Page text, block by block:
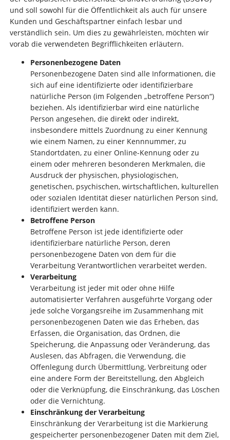
und soll sowohl für die Öffentlichkeit als auch für unsere
Kunden und Geschäftspartner einfach lesbar und
verständlich sein. Um dies zu gewährleisten, möchten wir
vorab die verwendeten Begrifflichkeiten erläutern.
Personenbezogene Daten
Personenbezogene Daten sind alle Informationen, die
sich auf eine identifizierte oder identifizierbare
natürliche Person (im Folgenden „betroffene Person“)
beziehen. Als identifizierbar wird eine natürliche
Person angesehen, die direkt oder indirekt,
insbesondere mittels Zuordnung zu einer Kennung
wie einem Namen, zu einer Kennnummer, zu
Standortdaten, zu einer Online-Kennung oder zu
einem oder mehreren besonderen Merkmalen, die
Ausdruck der physischen, physiologischen,
genetischen, psychischen, wirtschaftlichen, kulturellen
oder sozialen Identität dieser natürlichen Person sind,
identifiziert werden kann.
Betroffene Person
Betroffene Person ist jede identifizierte oder
identifizierbare natürliche Person, deren
personenbezogene Daten von dem für die
Verarbeitung Verantwortlichen verarbeitet werden.
Verarbeitung
Verarbeitung ist jeder mit oder ohne Hilfe
automatisierter Verfahren ausgeführte Vorgang oder
jede solche Vorgangsreihe im Zusammenhang mit
personenbezogenen Daten wie das Erheben, das
Erfassen, die Organisation, das Ordnen, die
Speicherung, die Anpassung oder Veränderung, das
Auslesen, das Abfragen, die Verwendung, die
Offenlegung durch Übermittlung, Verbreitung oder
eine andere Form der Bereitstellung, den Abgleich
oder die Verknüpfung, die Einschränkung, das Löschen
oder die Vernichtung.
Einschränkung der Verarbeitung
Einschränkung der Verarbeitung ist die Markierung
gespeicherter personenbezogener Daten mit dem Ziel,